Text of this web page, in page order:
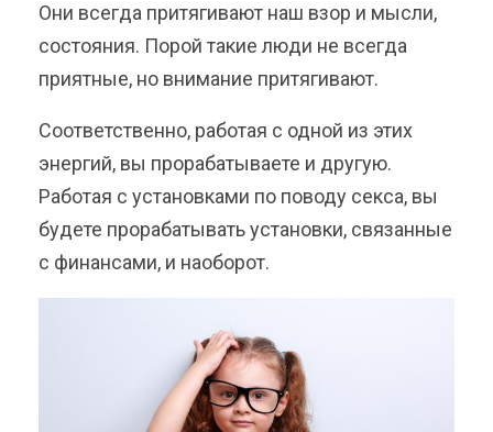
Они всегда притягивают наш взор и мысли,
состояния. Порой такие люди не всегда
приятные, но внимание притягивают.
Соответственно, работая с одной из этих
энергий, вы прорабатываете и другую.
Работая с установками по поводу секса, вы
будете прорабатывать установки, связанные
с финансами, и наоборот.